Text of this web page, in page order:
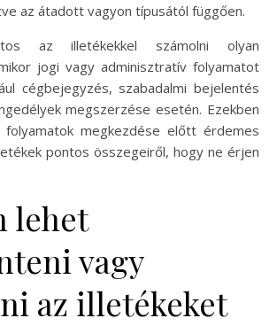
az átadott vagyon típusától függően.
az illetékekkel számolni olyan
jogi vagy adminisztratív folyamatot
cégbejegyzés, szabadalmi bejelentés
megszerzése esetén. Ezekben
megkezdése előtt érdemes
pontos összegeiről, hogy ne érjen
lehet
vagy
az illetékeket